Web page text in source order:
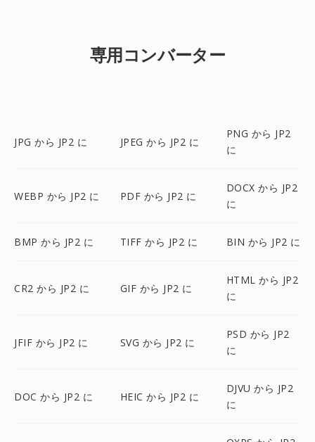
専用コンバーター
JPG から JP2 に JPEG から JP2 に
PNG から JP2
に
WEBP から JP2 に PDF から JP2 に
DOCX から JP2
に
BMP から JP2 に TIFF から JP2 に BIN から JP2 に
CR2 から JP2 に GIF から JP2 に
HTML から JP2
に
JFIF から JP2 に SVG から JP2 に
PSD から JP2
に
DOC から JP2 に HEIC から JP2 に
DJVU から JP2
に